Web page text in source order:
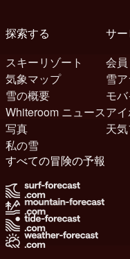
探索する
スキーリゾート
気象マップ
雪の概要
Whiteroom ニュース
写真
私の雪
サ
会員
雪
モ
ア
天
すべての冒険の予報